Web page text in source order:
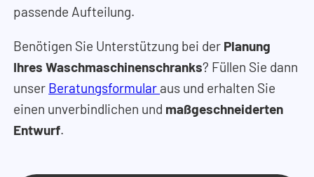
passende Aufteilung.
Benötigen Sie Unterstützung bei der Planung
Ihres Waschmaschinenschranks? Füllen Sie dann
unser Beratungsformular aus und erhalten Sie
einen unverbindlichen und maßgeschneiderten
Entwurf.